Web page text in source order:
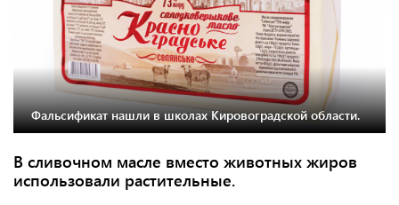
Фальсификат нашли в школах Кировоградской области.
В сливочном масле вместо животных жиров
использовали растительные.